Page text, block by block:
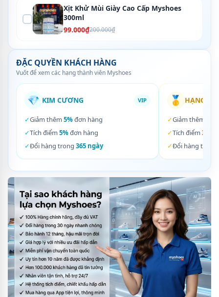
Xịt Khử Mùi Giày Cao Cấp Myshoes
300ml
99.000₫200.000₫
ĐẶC QUYỀN KHÁCH HÀNG
Vuốt để xem các hạng thành viên Myshoes
💎 KIM CƯƠNG VIP
✓Giảm thêm 5%đơn hàng
✓Tích điểm 5%đơn hàng
✓Đổi hàng trong 365 ngày
🥇 HẠNG
✓Giảm thêm
✓Tích điểm 3%
✓Đổi hàng trong